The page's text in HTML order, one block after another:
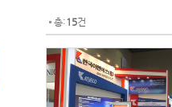
총:15건